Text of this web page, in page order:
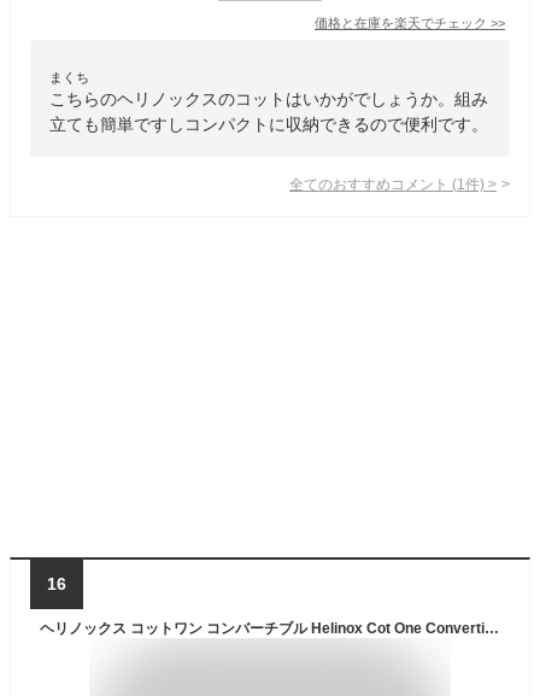
価格と在庫を楽天でチェック >>
まくち
こちらのヘリノックスのコットはいかがでしょうか。組み
立ても簡単ですしコンパクトに収納できるので便利です。
全てのおすすめコメント (1 件) >
16
ヘリノックス コットワン コンバーチブル Helinox Cot One Convertible 1822170 コット 寝具 マット 折り畳み ロータイプ キャンプ アウトドア フェス 【正規品】